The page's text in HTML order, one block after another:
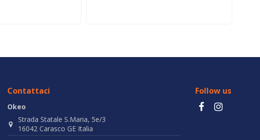
Contattaci
Okeo
Strada Statale S.Maria, 5e/3
16042 Carasco GE Italia
Follow us